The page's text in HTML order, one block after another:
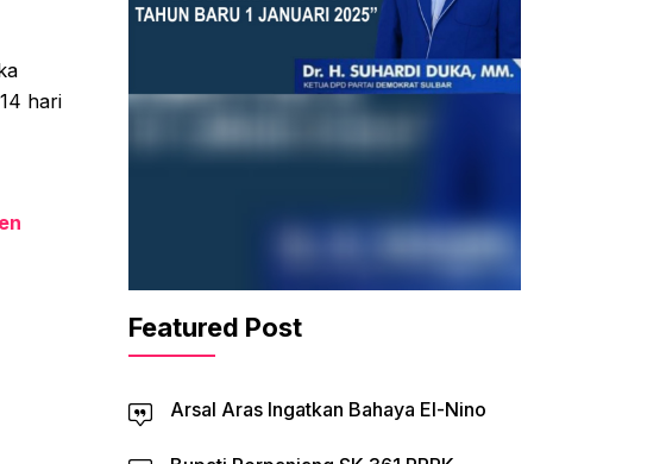
hari
Featured Post
Arsal Aras Ingatkan Bahaya El-Nino